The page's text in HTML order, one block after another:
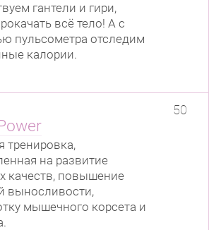
гантели и гири,
всё тело! А с
пульсометра отследим
калории.
тренировка,
на развитие
качеств, повышение
выносливости,
мышечного корсета и
50